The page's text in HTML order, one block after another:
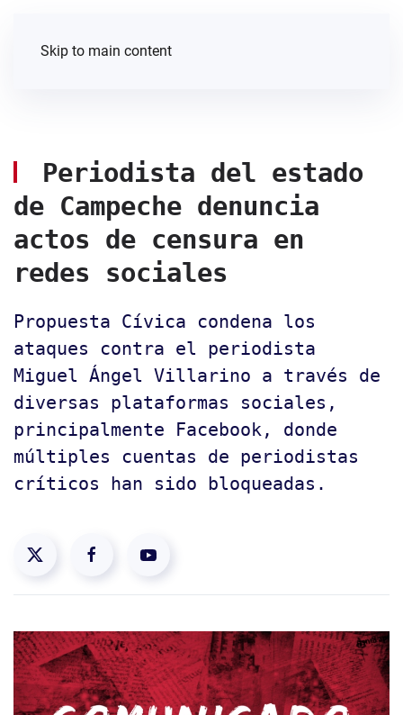
Skip to main content
Periodista del estado
de Campeche denuncia
actos de censura en
redes sociales
Propuesta Cívica condena los
ataques contra el periodista
Miguel Ángel Villarino a través de
diversas plataformas sociales,
principalmente Facebook, donde
múltiples cuentas de periodistas
críticos han sido bloqueadas.